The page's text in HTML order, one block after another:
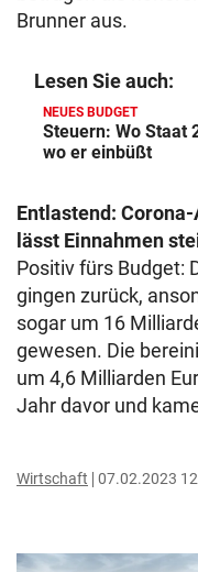
Brunner aus.
Lesen Sie auch:
NEUES BUDGET
Steuern: Wo Staat
wo er einbüßt
Entlastend:
lässt Einnahmen
Positiv fürs Budget:
gingen zurück,
sogar um 16
gewesen. Die
um 4,6 Milliarden
Jahr davor und
Wirtschaft 07.02.2023